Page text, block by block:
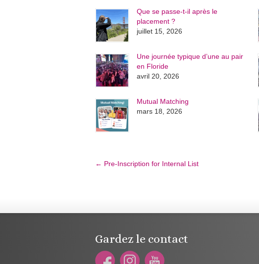
Que se passe-t-il après le
placement ?
juillet 15, 2026
Une journée typique d’une au pair
en Floride
avril 20, 2026
Mutual Matching
mars 18, 2026
← Pre-Inscription for Internal List
Gardez le contact